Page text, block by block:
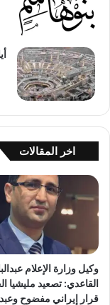
اخر المقالات
وكيل وزارة الإعلام
القاعدي: تصعيد مليشيا
قرار إيراني مفضوح